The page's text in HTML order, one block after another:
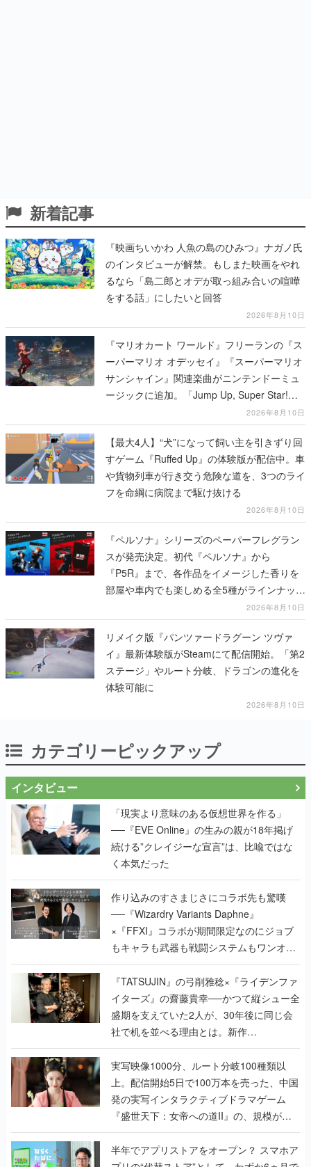
新着記事
『映画ちいかわ 人魚の島のひみつ』ナガノ氏
のインタビューが解禁。もしまた映画をやれ
るなら「島二郎とオデが取っ組み合いの喧嘩
をする話」にしたいと回答
2026年8月10日
『マリオカート ワールド』フリーランの『ス
ーパーマリオ オデッセイ』『スーパーマリオ
サンシャイン』関連楽曲がニンテンドーミュ
ージックに追加。「Jump Up, Super Star!」
「ドルピックタウン」など計14曲が配信
2026年8月10日
【最大4人】“犬”になって飼い主を引きずり回
すゲーム『Ruffed Up』の体験版が配信中。車
や貨物列車が行き交う危険な道を、3つのライ
フを命綱に病院まで駆け抜ける
2026年8月10日
『ペルソナ』シリーズのペーパーフレグラン
スが発売決定。初代『ペルソナ』から
『P5R』まで、各作品をイメージした香りを
部屋や車内でも楽しめる全5種がラインナッ
プ、予約受付は8月17日12時より開始2026年8月10日
リメイク版『パンツァードラグーン ツヴァ
イ』最新体験版がSteamにて配信開始。「第2
ステージ」やルート分岐、ドラゴンの進化を
体験可能に
2026年8月10日
カテゴリーピックアップ
インタビュー
「現実より意味のある仮想世界を作る」
──『EVE Online』の生みの親が18年掲げ
続ける”クレイジーな宣言”は、比喩ではな
く本気だった
作り込みのすさまじさにコラボ先も驚嘆
──『Wizardry Variants Daphne』
×『FFXI』コラボが期間限定なのにジョブ
もキャラも武器も戦闘システムもワンオフ
で作り込まれた理由を両ディレクターに聞
く
『TATSUJIN』の弓削雅稔×『ライデンファ
イターズ』の齋藤貴幸──かつて縦シュー全
盛期を支えていた2人が、30年後に同じ会
社で机を並べる理由とは。新作
『TATSUJIN EXTREME』で初タッグを組
んだレジェンド2人に訊く開発秘話
実写映像1000分、ルート分岐100種類以
上。配信開始5日で100万本を売った、中国
発の実写インタラクティブドラマゲーム
『盛世天下：女帝への道II』の、規模が違
うこだわりをプロデューサーに聞いた
半年でアプリストアをオープン？ スマホア